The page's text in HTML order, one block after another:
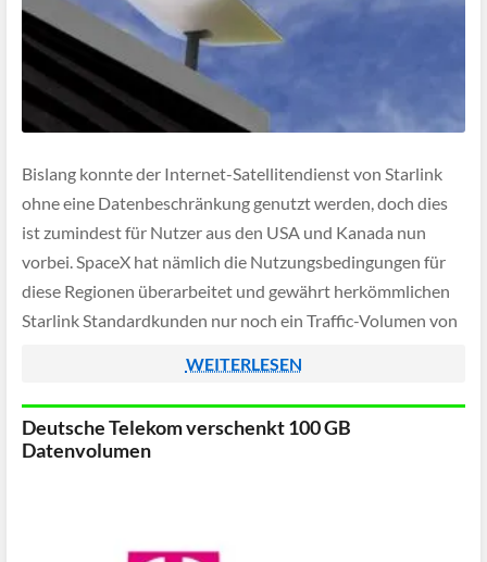
Bislang konnte der Internet-Satellitendienst von Starlink
ohne eine Datenbeschränkung genutzt werden, doch dies
ist zumindest für Nutzer aus den USA und Kanada nun
vorbei. SpaceX hat nämlich die Nutzungsbedingungen für
diese Regionen überarbeitet und gewährt herkömmlichen
Starlink Standardkunden nur noch ein Traffic-Volumen von
Geschwindigkeitseinbußen rechnen […]
WEITERLESEN
Deutsche Telekom verschenkt 100 GB
Datenvolumen